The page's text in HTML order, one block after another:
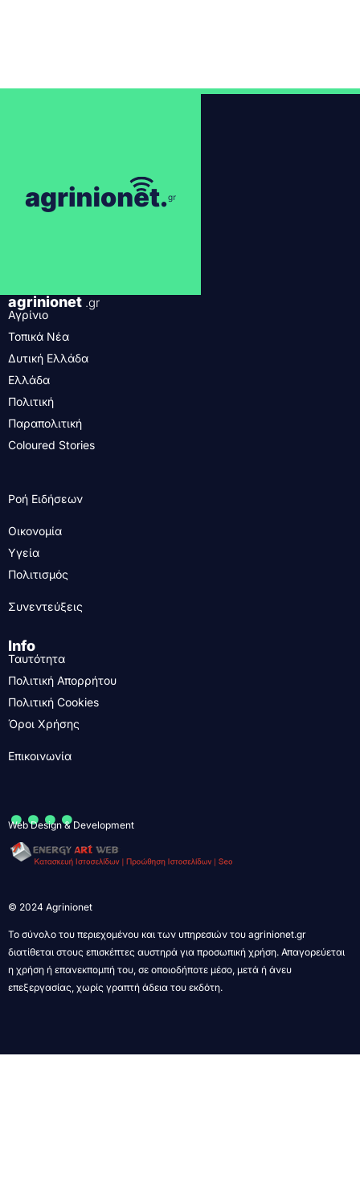
agrinionet .gr
Αγρίνιο
Τοπικά Νέα
Δυτική Ελλάδα
Ελλάδα
Πολιτική
Παραπολιτική
Coloured Stories
Ροή Ειδήσεων
Οικονομία
Υγεία
Πολιτισμός
Συνεντεύξεις
Info
Ταυτότητα
Πολιτική Απορρήτου
Πολιτική Cookies
Όροι Χρήσης
Επικοινωνία
....
Web Design & Development
© 2024 Agrinionet
Το σύνολο του περιεχομένου και των υπηρεσιών του agrinionet.gr
διατίθεται στους επισκέπτες αυστηρά για προσωπική χρήση. Απαγορεύεται
η χρήση ή επανεκπομπή του, σε οποιοδήποτε μέσο, μετά ή άνευ
επεξεργασίας, χωρίς γραπτή άδεια του εκδότη.